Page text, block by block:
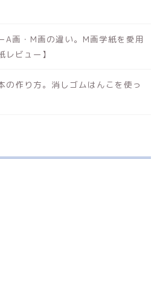
A画・M画の違い。M画学紙を愛用
レビュー】
の作り方。消しゴムはんこを使っ